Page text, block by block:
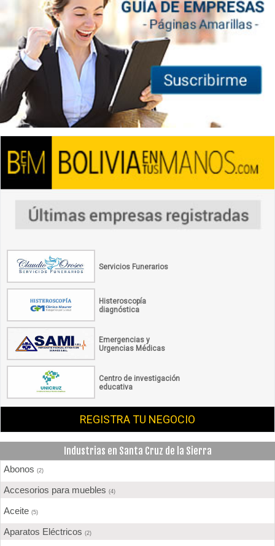
Servicios Funerarios
Histeroscopía
diagnóstica
Emergencias y
Urgencias Médicas
Centro de investigación
educativa
REGISTRA TU NEGOCIO
Industrias en Santa Cruz de la Sierra
Abonos (2)
Accesorios para muebles (4)
Aceite (5)
Aparatos Eléctricos (2)